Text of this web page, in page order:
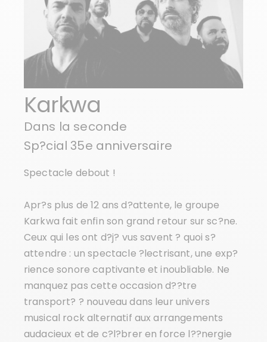
Karkwa
Dans la seconde
Sp?cial 35e anniversaire
Spectacle debout !
Apr?s plus de 12 ans d?attente, le groupe
Karkwa fait enfin son grand retour sur sc?ne.
Ceux qui les ont d?j? vus savent ? quoi s?
attendre : un spectacle ?lectrisant, une exp?
rience sonore captivante et inoubliable. Ne
manquez pas cette occasion d??tre
transport? ? nouveau dans leur univers
musical rock alternatif aux arrangements
audacieux et de c?l?brer en force l??nergie